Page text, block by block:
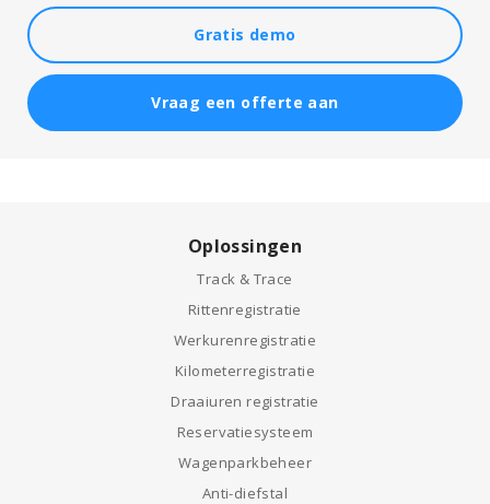
Gratis demo
Vraag een offerte aan
Oplossingen
Track & Trace
Rittenregistratie
Werkurenregistratie
Kilometerregistratie
Draaiuren registratie
Reservatiesysteem
Wagenparkbeheer
Anti-diefstal